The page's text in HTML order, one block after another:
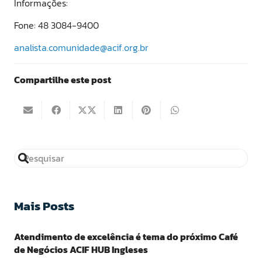
Informações:
Fone: 48 3084-9400
analista.comunidade@acif.org.br
Compartilhe este post
Mais Posts
Atendimento de excelência é tema do próximo Café
de Negócios ACIF HUB Ingleses